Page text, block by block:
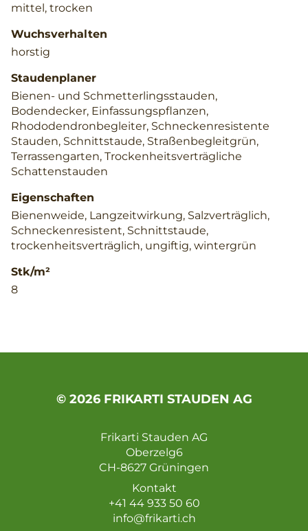
mittel, trocken
Wuchsverhalten
horstig
Staudenplaner
Bienen- und Schmetterlingsstauden,
Bodendecker, Einfassungspflanzen,
Rhododendronbegleiter, Schneckenresistente
Stauden, Schnittstaude, Straßenbegleitgrün,
Terrassengarten, Trockenheitsverträgliche
Schattenstauden
Eigenschaften
Bienenweide, Langzeitwirkung, Salzverträglich,
Schneckenresistent, Schnittstaude,
trockenheitsverträglich, ungiftig, wintergrün
Stk/m²
8
© 2026 FRIKARTI STAUDEN AG
Frikarti Stauden AG
Oberzelg6
CH-8627 Grüningen
Kontakt
+41 44 933 50 60
info@frikarti.ch